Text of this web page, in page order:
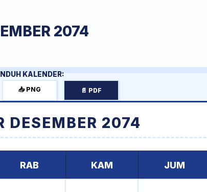
2074
KALENDER:
📥 PNG 📄 PDF
DESEMBER 2074
RAB KAM JUM